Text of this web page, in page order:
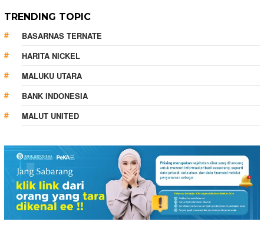
TRENDING TOPIC
BASARNAS TERNATE
HARITA NICKEL
MALUKU UTARA
BANK INDONESIA
MALUT UNITED